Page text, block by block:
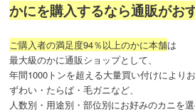
かにを購入するなら通販がお
ご購入者の満足度94％以上のかに本舗は
最大級のかに通販ショップとして、
年間1000トンを超える大量買い付けにより
ずわい・たらば・毛ガニなど、
人数別・用途別・部位別にお好みのカニを